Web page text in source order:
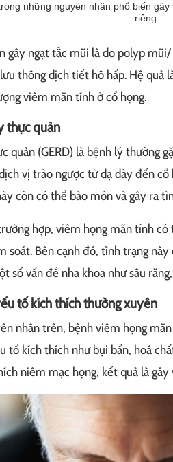
những nguyên nhân phổ biến
riêng
gây ngạt tắc mũi là do polyp
thông dịch tiết hô hấp. Hệ quả
viêm mãn tính ở cổ họng.
thực quản
quản (GERD) là bệnh lý thường
vị trào ngược từ dạ dày đến cổ
còn có thể bào món và gây ra
hợp, viêm họng mãn tính
soát. Bên cạnh đó, tình trạng
số vấn đề nha khoa như sâu
tố kích thích thường xuyên
nhân trên, bệnh viêm họng
tố kích thích như bụi bẩn, hoá
niêm mạc họng, kết quả là